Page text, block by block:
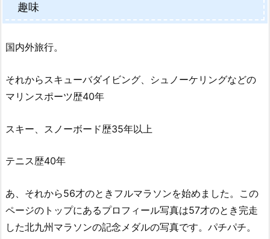
趣味
国内外旅行。
それからスキューバダイビング、シュノーケリングなどの
マリンスポーツ歴40年
スキー、スノーボード歴35年以上
テニス歴40年
あ、それから56才のときフルマラソンを始めました。この
ページのトップにあるプロフィール写真は57才のとき完走
した北九州マラソンの記念メダルの写真です。パチパチ。